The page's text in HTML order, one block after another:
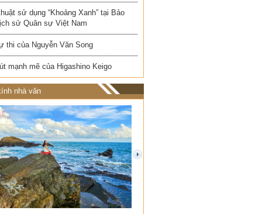
sử dụng “Khoảng Xanh” tại Bảo
sử Quân sự Việt Nam
thi của Nguyễn Văn Song
mạnh mẽ của Higashino Keigo
nhà văn
next